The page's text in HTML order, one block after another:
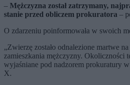
– Mężczyzna został zatrzymany,
stanie przed obliczem prokuratora –
O zdarzeniu poinformowała w swoich
„Zwierzę zostało odnalezione martwe
zamieszkania mężczyzny. Okoliczności
wyjaśniane pod nadzorem prokuratury
X.